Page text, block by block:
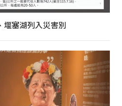
堰塞湖列入災害別